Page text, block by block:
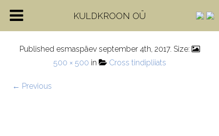
Karp-54
Published esmaspäev september 4th, 2017. Size:
500 × 500 in Cross tindipliiats
← Previous
KULDKROON OÜ